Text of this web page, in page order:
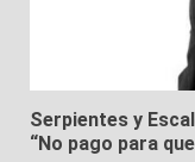
Serpientes y
“No pago para